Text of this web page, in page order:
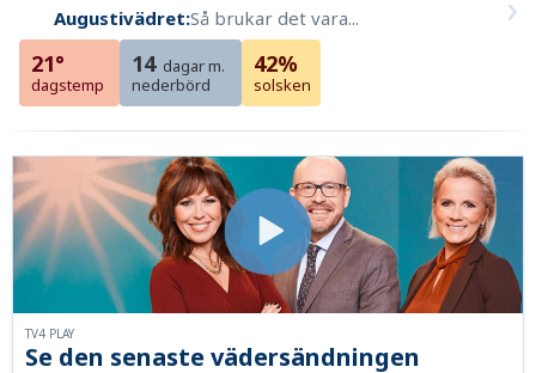
Augustivädret:Så brukar det vara...
21°
dagstemp
14 dagar m.
nederbörd
42%
solsken
Se den senaste vädersändningen
TV4 PLAY